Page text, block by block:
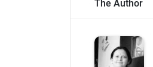
The Author